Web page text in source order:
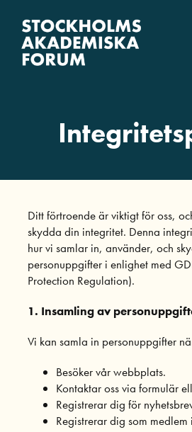
innehållet
Event
English
Ditt förtroende är viktigt för oss,
skydda din integritet. Denna
hur vi samlar in, använder, och
personuppgifter i enlighet med
Protection Regulation).
1. Insamling av
Vi kan samla in personuppgifter
Besöker vår webbplats.
Kontaktar oss via formulär
Registrerar dig för
Registrerar dig som